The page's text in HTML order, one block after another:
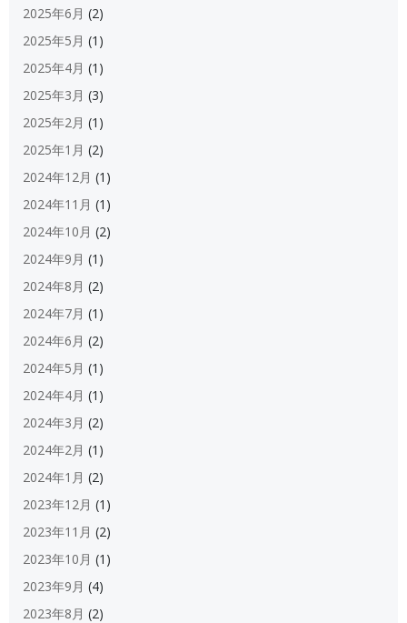
2025年6月 (2)
2025年5月 (1)
2025年4月 (1)
2025年3月 (3)
2025年2月 (1)
2025年1月 (2)
2024年12月 (1)
2024年11月 (1)
2024年10月 (2)
2024年9月 (1)
2024年8月 (2)
2024年7月 (1)
2024年6月 (2)
2024年5月 (1)
2024年4月 (1)
2024年3月 (2)
2024年2月 (1)
2024年1月 (2)
2023年12月 (1)
2023年11月 (2)
2023年10月 (1)
2023年9月 (4)
2023年8月 (2)